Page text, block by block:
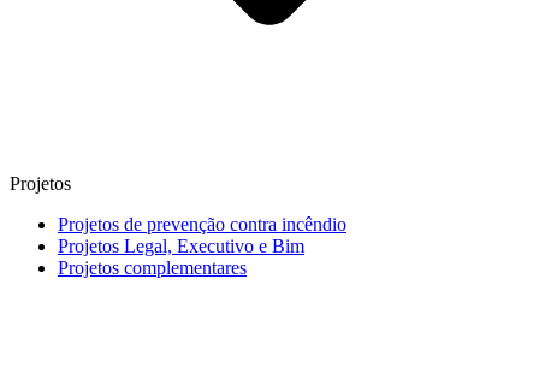
Projetos
Projetos de prevenção contra incêndio
Projetos Legal, Executivo e Bim
Projetos complementares